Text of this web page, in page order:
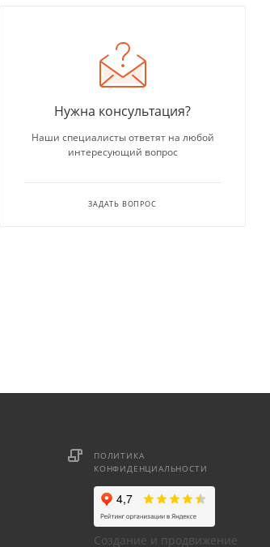
Нужна консультация?
Наши специалисты ответят на любой
интересующий вопрос
ЗАДАТЬ ВОПРОС
ПОЛИТИКА
КОНФИДЕНЦИАЛЬНОСТИ
Создание и продвижение